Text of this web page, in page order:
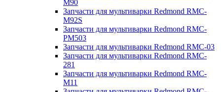
M90
Запчасти для мультиварки Redmond RMC-
M92S
Запчасти для мультиварки Redmond RMC-
PM503
Запчасти для мультиварки Redmond RMC-03
Запчасти для мультиварки Redmond RMC-
281
Запчасти для мультиварки Redmond RMC-
M11